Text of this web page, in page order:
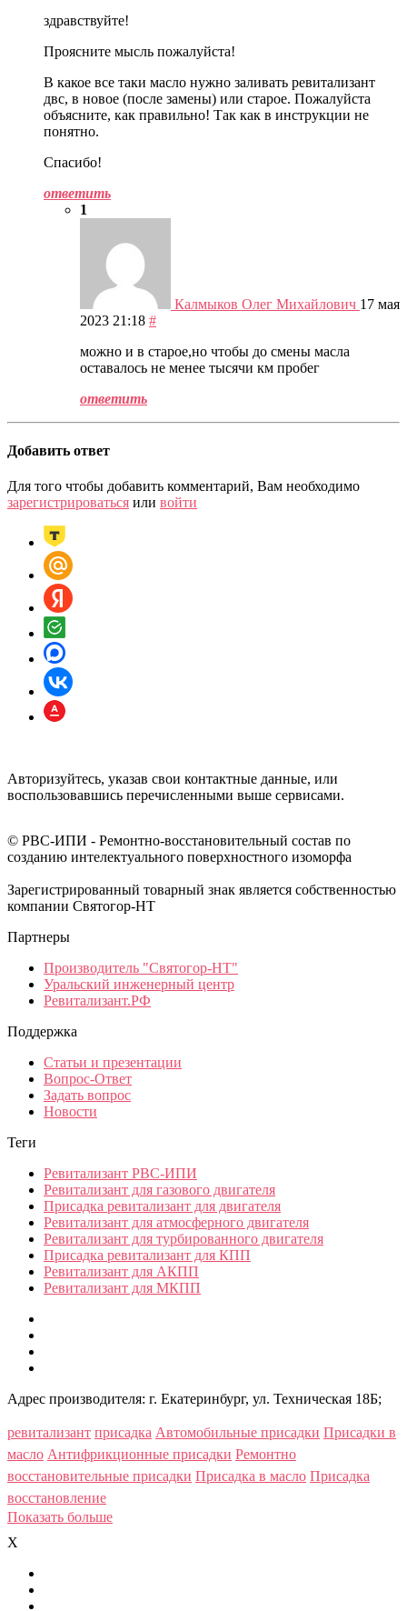
здравствуйте!
Проясните мысль пожалуйста!
В какое все таки масло нужно заливать ревитализант
двс, в новое (после замены) или старое. Пожалуйста
объясните, как правильно! Так как в инструкции не
понятно.
Спасибо!
ответить
1
Калмыков Олег Михайлович 17 мая
2023 21:18 #
можно и в старое,но чтобы до смены масла
оставалось не менее тысячи км пробег
ответить
Добавить ответ
Для того чтобы добавить комментарий, Вам необходимо
зарегистрироваться или войти
Авторизуйтесь, указав свои контактные данные, или
воспользовавшись перечисленными выше сервисами.
© РВС-ИПИ - Ремонтно-восстановительный состав по
созданию интелектуального поверхностного изоморфа
Зарегистрированный товарный знак является собственностью
компании Святогор-НТ
Партнеры
Производитель "Святогор-НТ"
Уральский инженерный центр
Ревитализант.РФ
Поддержка
Статьи и презентации
Вопрос-Ответ
Задать вопрос
Новости
Теги
Ревитализант РВС-ИПИ
Ревитализант для газового двигателя
Присадка ревитализант для двигателя
Ревитализант для атмосферного двигателя
Ревитализант для турбированного двигателя
Присадка ревитализант для КПП
Ревитализант для АКПП
Ревитализант для МКПП
Адрес производителя: г. Екатеринбург, ул. Техническая 18Б;
ревитализант присадка Автомобильные присадки Присадки в
масло Антифрикционные присадки Ремонтно
восстановительные присадки Присадка в масло Присадка
восстановление
Показать больше
X